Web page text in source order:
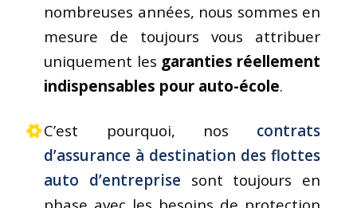
nombreuses années, nous sommes en
mesure de toujours vous attribuer
uniquement les garanties réellement
indispensables pour auto-école.
C’est pourquoi, nos contrats
d’assurance à destination des flottes
auto d’entreprise sont toujours en